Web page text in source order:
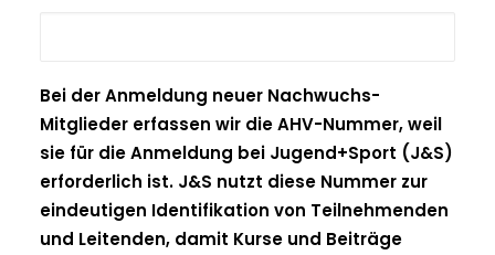
Bei der Anmeldung neuer Nachwuchs-
Mitglieder erfassen wir die AHV-Nummer, weil
sie für die Anmeldung bei Jugend+Sport (J&S)
erforderlich ist. J&S nutzt diese Nummer zur
eindeutigen Identifikation von Teilnehmenden
und Leitenden, damit Kurse und Beiträge